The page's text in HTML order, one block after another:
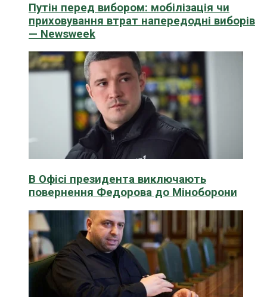
Путін перед вибором: мобілізація чи
приховування втрат напередодні виборів
— Newsweek
В Офісі президента виключають
повернення Федорова до Міноборони